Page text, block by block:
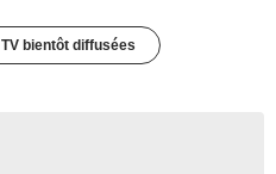
bientôt diffusées